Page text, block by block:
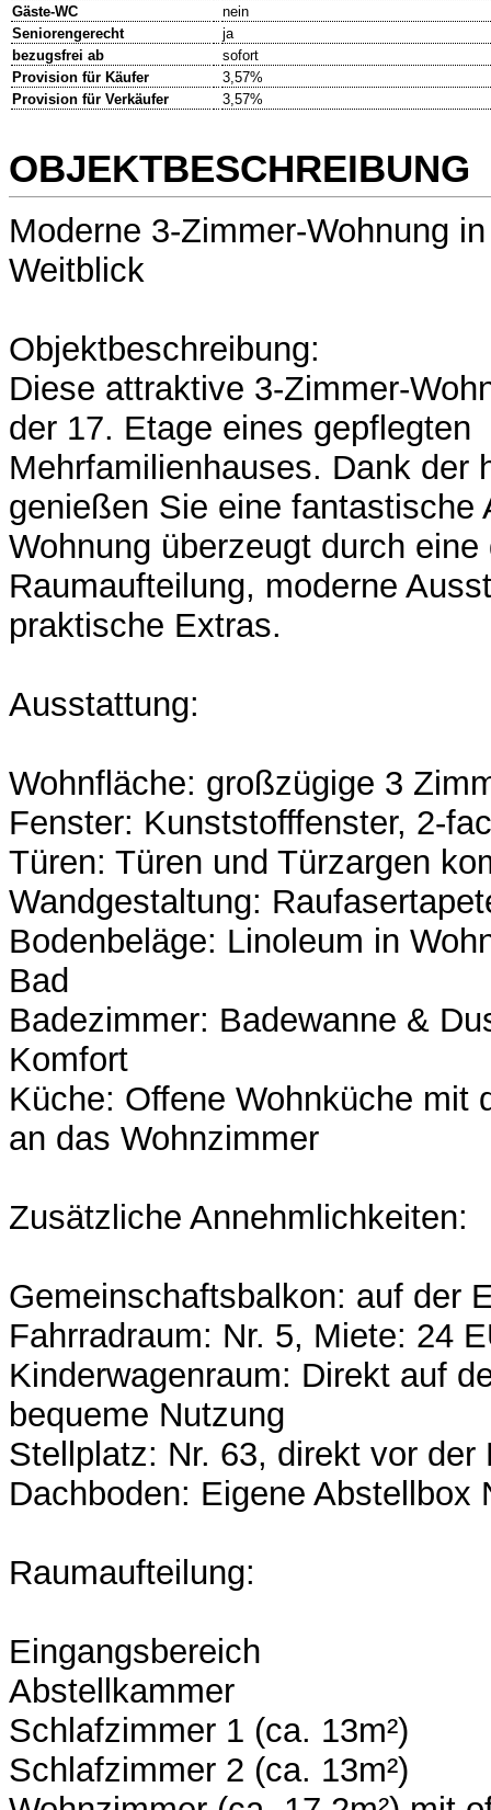
Gäste-WC
nein
Seniorengerecht
ja
bezugsfrei ab
sofort
Provision für Käufer
3,57%
Provision für Verkäufer
3,57%
OBJEKTBESCHREIBUNG
Moderne 3-Zimmer-Wohnung
Weitblick
Objektbeschreibung:
Diese attraktive 3-Zimmer-
der 17. Etage eines gepflegten
Mehrfamilienhauses. Dank der
genießen Sie eine fantastische
Wohnung überzeugt durch
Raumaufteilung, moderne
praktische Extras.
Ausstattung:
Wohnfläche: großzügige 3
Fenster: Kunststofffenster, 2-
Türen: Türen und Türzargen
Wandgestaltung:
Bodenbeläge: Linoleum in
Bad
Badezimmer: Badewanne &
Komfort
Küche: Offene Wohnküche mit
an das Wohnzimmer
Zusätzliche Annehmlichkeiten:
Gemeinschaftsbalkon: auf der
Fahrradraum: Nr. 5, Miete: 24
Kinderwagenraum: Direkt auf
bequeme Nutzung
Stellplatz: Nr. 63, direkt vor der
Dachboden: Eigene Abstellbox
Raumaufteilung:
Eingangsbereich
Abstellkammer
Schlafzimmer 1 (ca. 13m²)
Schlafzimmer 2 (ca. 13m²)